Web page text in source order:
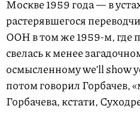
Москве 1959 года — в
растерявшегося
ООН в том же 1959-м, где
свелась к менее
осмысленному we’ll show
потом говорил Горбачев,
Горбачева, кстати,